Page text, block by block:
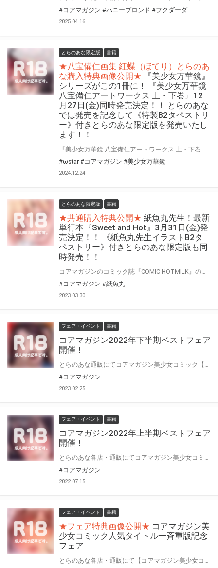
#コアマガジン #ハニーブロンド #フクダーダ
2025.04.16
とらのあな限定版 書籍
★八宝備仁画集 紅蝶（ほてり）とらのあ
な購入特典画像公開★
『美少女万華鏡』
シリーズがこの1冊に！ 『美少女万華鏡
八宝備仁アートワークス 上・下巻』12
月27日(金)同時発売決定！！ とらのあな
では発売を記念して《特製B2タペストリ
ー》付きとらのあな限定版を発売いたし
ます！！
#ωstar #コアマガジン #美少女万華鏡
2024.12.24
とらのあな限定版 書籍
★共通購入特典公開★ 紙魚丸先生！最新
単行本『Sweet and Hot』3月31日(金)発
売決定！！ 《紙魚丸先生イラストB2タ
ペストリー》付きとらのあな限定版も同
時発売！！
#コアマガジン #紙魚丸
2023.03.30
フェア・イベント 書籍
コアマガジン2022年下半期ベストフェア
開催！
#コアマガジン
2023.02.25
フェア・イベント 書籍
コアマガジン2022年上半期ベストフェア
開催！
#コアマガジン
2022.07.15
フェア・イベント 書籍
★フェア特典画像公開★ コアマガジン美
少女コミック人気タイトル一斉重版記念
フェア